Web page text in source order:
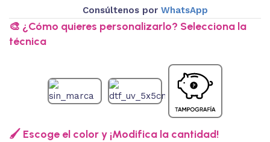
Consúltenos porWhatsApp
🎨 ¿Cómo quieres personalizarlo? Selecciona la
técnica
🖌️ Escoge el color y ¡Modifica la cantidad!